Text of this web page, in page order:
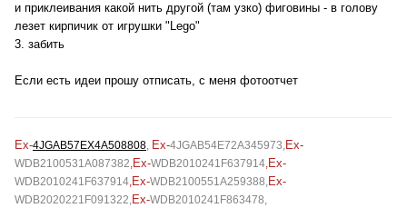
и приклеивания какой нить другой (там узко) фиговины - в голову
лезет кирпичик от игрушки "Lego"
3. забить
Если есть идеи прошу отписать, с меня фотоотчет
Ex-4JGAB57EX4A508808, Ex-4JGAB54E72A345973,Ex-
WDB2100531A087382,Ex-WDB2010241F637914,Ex-
WDB2010241F637914,Ex-WDB2100551A259388,Ex-
WDB2020221F091322,Ex-WDB2010241F863478,